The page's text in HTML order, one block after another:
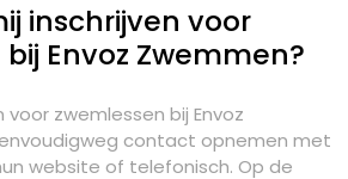
inschrijven voor
Envoz Zwemmen?
voor zwemlessen bij Envoz
contact opnemen met
website of telefonisch. Op de